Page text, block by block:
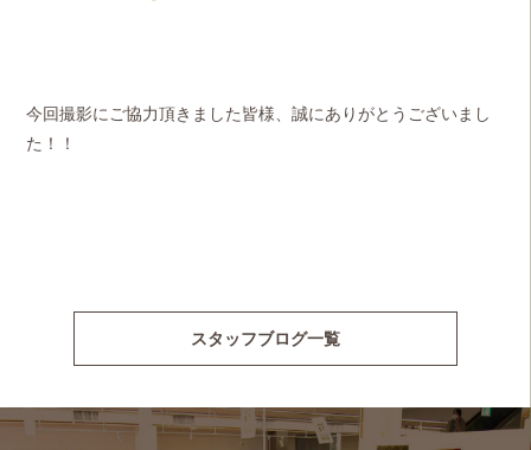
今回撮影にご協力頂きました皆様、誠にありがとうございまし
た！！
スタッフブログ一覧